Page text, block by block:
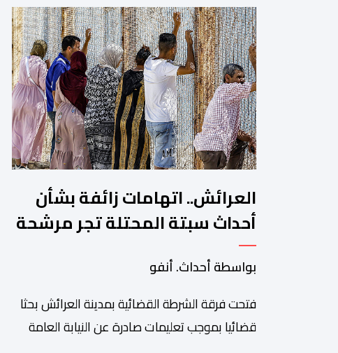
العرائش.. اتهامات زائفة بشأن
أحداث سبتة المحتلة تجر مرشحة
للهجرة غير النظامية إلى القضاء
بواسطة أحداث. أنفو
فتحت فرقة الشرطة القضائية بمدينة العرائش بحثا
قضائيا بموجب تعليمات صادرة عن النيابة العامة